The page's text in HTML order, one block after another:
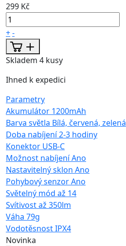
299 Kč
+-
Skladem 4 kusy
Ihned k expedici
Parametry
Akumulátor 1200mAh
Barva světla Bílá, červená, zelená
Doba nabíjení2-3 hodiny
Konektor USB-C
Možnost nabíjeníAno
Nastavitelný sklon Ano
Pohybový senzorAno
Světelný mód až 14
Svítivostaž 350lm
Váha 79g
VodotěsnostIPX4
Novinka